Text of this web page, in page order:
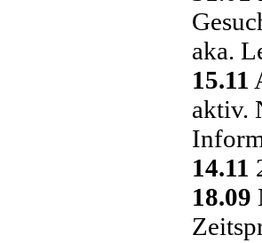
aka.
15.11
aktiv.
14.11
18.09